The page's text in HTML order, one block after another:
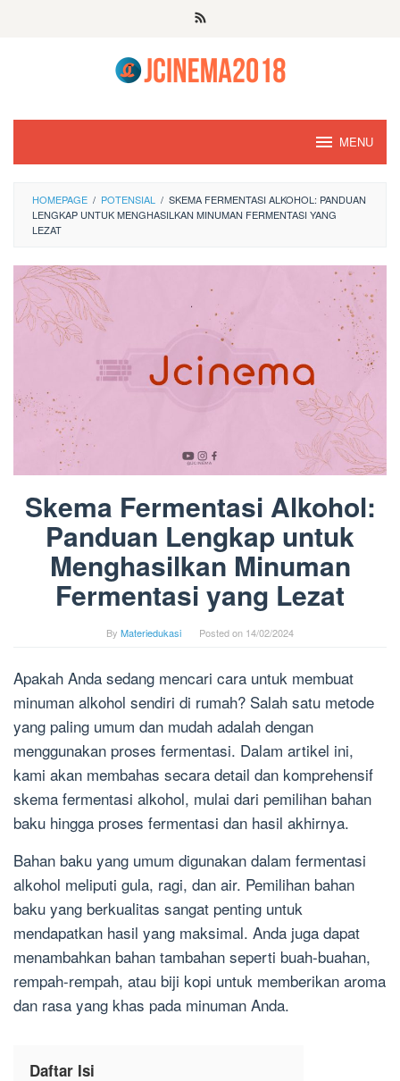
MENU
HOMEPAGE / POTENSIAL / SKEMA FERMENTASI ALKOHOL: PANDUAN
LENGKAP UNTUK MENGHASILKAN MINUMAN FERMENTASI YANG
LEZAT
Skema Fermentasi Alkohol:
Panduan Lengkap untuk
Menghasilkan Minuman
Fermentasi yang Lezat
By Materiedukasi Posted on 14/02/2024
Apakah Anda sedang mencari cara untuk membuat
minuman alkohol sendiri di rumah? Salah satu metode
yang paling umum dan mudah adalah dengan
menggunakan proses fermentasi. Dalam artikel ini,
kami akan membahas secara detail dan komprehensif
skema fermentasi alkohol, mulai dari pemilihan bahan
baku hingga proses fermentasi dan hasil akhirnya.
Bahan baku yang umum digunakan dalam fermentasi
alkohol meliputi gula, ragi, dan air. Pemilihan bahan
baku yang berkualitas sangat penting untuk
mendapatkan hasil yang maksimal. Anda juga dapat
menambahkan bahan tambahan seperti buah-buahan,
rempah-rempah, atau biji kopi untuk memberikan aroma
dan rasa yang khas pada minuman Anda.
Daftar Isi